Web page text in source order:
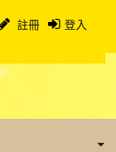
註冊 登入